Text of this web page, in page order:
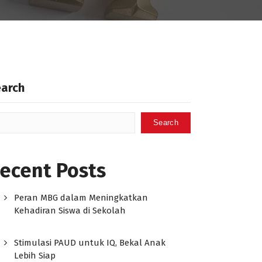
Search
Posts
Peran MBG dalam Meningkatkan
Kehadiran Siswa di Sekolah
Stimulasi PAUD untuk IQ, Bekal Anak
Lebih Siap